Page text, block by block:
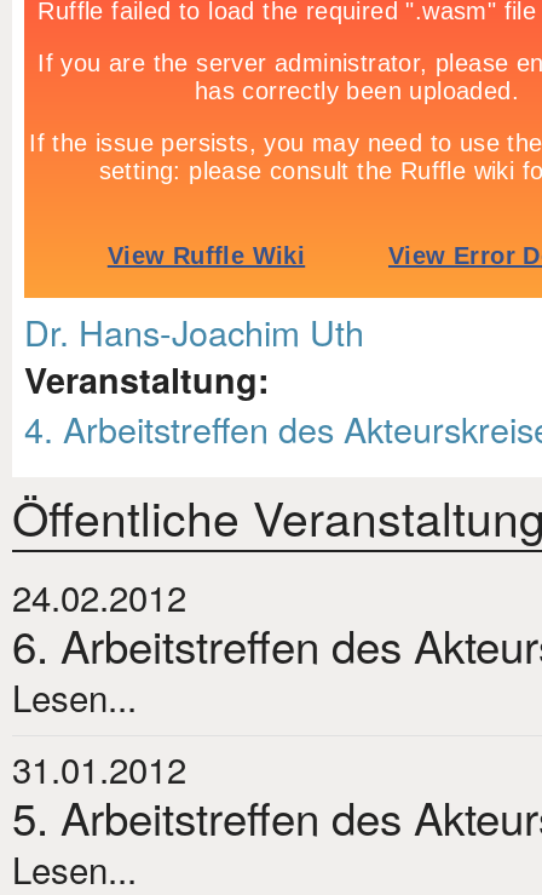
Dr. Hans-Joachim Uth
Veranstaltung:
4. Arbeitstreffen des
Öffentliche
24.02.2012
6. Arbeitstreffen des
Lesen...
31.01.2012
5. Arbeitstreffen des
Lesen...